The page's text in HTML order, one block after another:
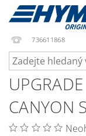
736611868
CANYON